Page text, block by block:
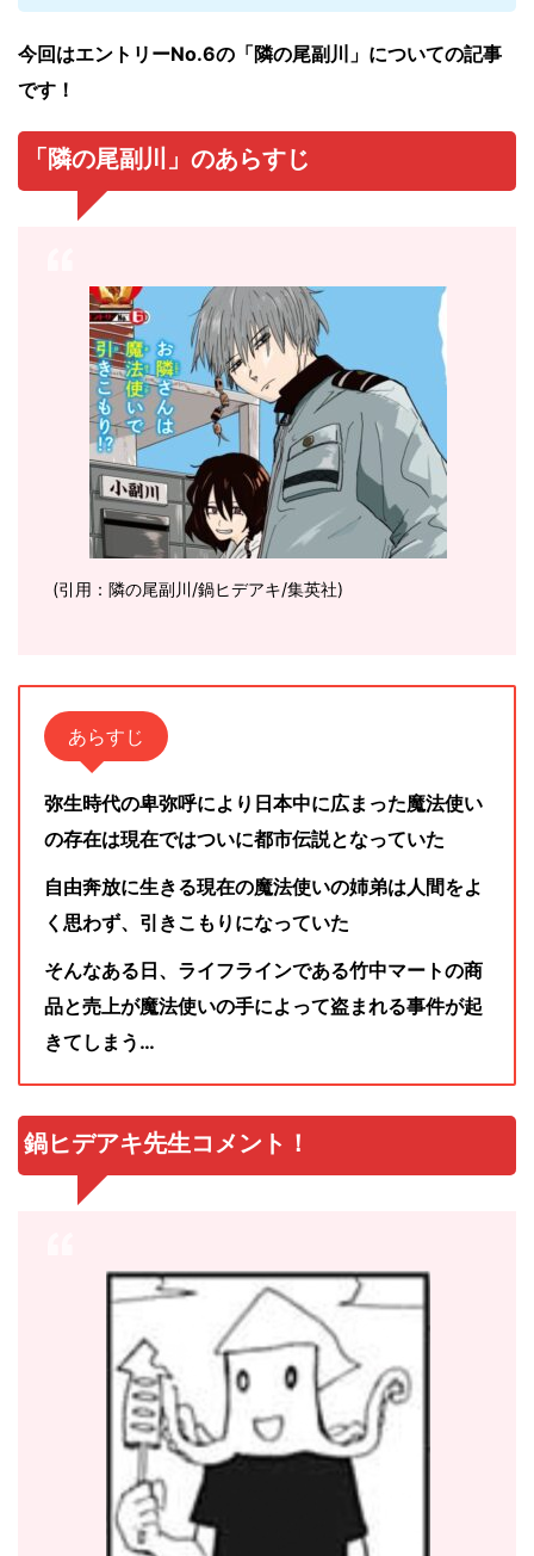
今回はエントリーNo.6の「隣の尾副川 」についての記事
です！
「隣の尾副川」のあらすじ
(引用：隣の尾副川/鍋ヒデアキ/集英社)
あらすじ
弥生時代の卑弥呼により日本中に広まった魔法使い
の存在は現在ではついに都市伝説となっていた
自由奔放に生きる現在の魔法使いの姉弟は人間をよ
く思わず、引きこもりになっていた
そんなある日、ライフラインである竹中マートの商
品と売上が魔法使いの手によって盗まれる事件が起
きてしまう…
鍋ヒデアキ先生コメント！